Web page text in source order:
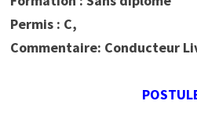
Permis : C,
Commentaire: Conducteur